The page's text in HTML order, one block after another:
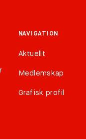
NAVIGATION
Aktuellt
Medlemskap
Grafisk profil